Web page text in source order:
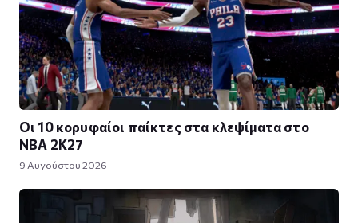
Οι 10 κορυφαίοι παίκτες στα κλεψίματα στο
NBA 2K27
9 Αυγούστου 2026